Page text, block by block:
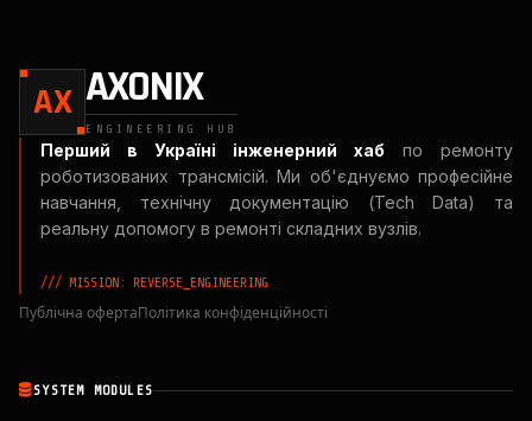
AX AXONIX
ENGINEERING HUB
Перший в Україні інженерний хаб по ремонту
роботизованих трансмісій. Ми об'єднуємо професійне
навчання, технічну документацію (Tech Data) та
реальну допомогу в ремонті складних вузлів.
/// MISSION: REVERSE_ENGINEERING
Публічна офертаПолітика конфіденційності
SYSTEM MODULES